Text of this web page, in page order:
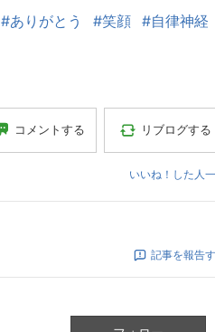
#ありがとう #笑顔 #自律神経
コメントする リブログする
いいね！した人
記事を報告